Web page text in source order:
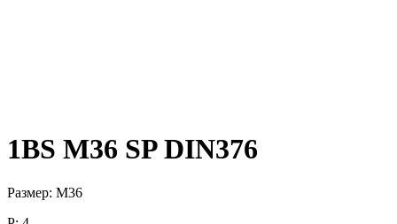
1BS М36 SP DIN376
Размер: М36